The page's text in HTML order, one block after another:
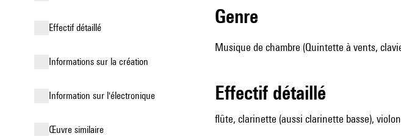
effectif détaillé
informations sur la création
Information sur l'électronique
œuvre similaire
genre
Musique de chambre (Quintette à vents,
effectif détaillé
flûte, clarinette (aussi clarinette basse),